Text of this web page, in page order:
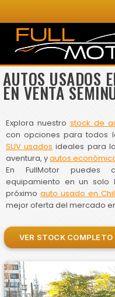
AUTOS USADOS
EN VENTA
Explora nuestro stock de
con opciones para todos
SUV usados ideales para
aventura, yautos
En FullMotor puedes
equipamiento en un solo
próximoauto usado en
mejor oferta del mercado
VER STOCK COMPLETO